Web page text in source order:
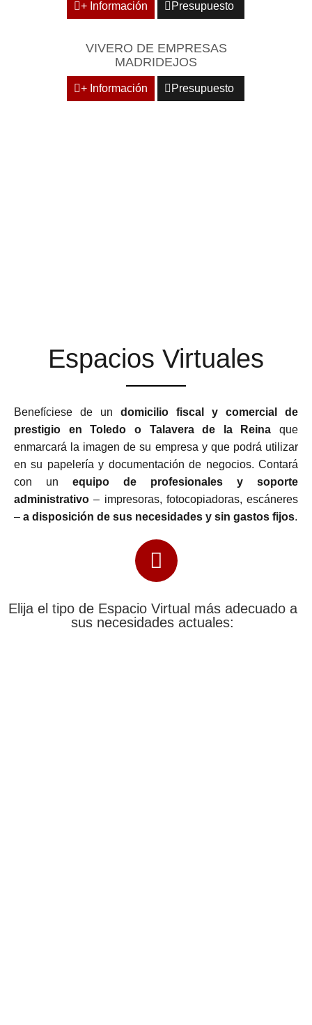
+ Información Presupuesto
VIVERO DE EMPRESAS
MADRIDEJOS
+ Información Presupuesto
Espacios Virtuales
Benefíciese de un domicilio fiscal y comercial de
prestigio en Toledo o Talavera de la Reina que
enmarcará la imagen de su empresa y que podrá utilizar
en su papelería y documentación de negocios. Contará
con un equipo de profesionales y soporte
administrativo – impresoras, fotocopiadoras, escáneres
– a disposición de sus necesidades y sin gastos fijos.
Elija el tipo de Espacio Virtual más adecuado a
sus necesidades actuales: